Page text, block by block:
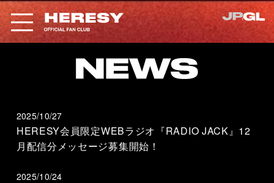
2025/10/27
HERESY会員限定WEBラジオ『RADIO JACK』12
月配信分メッセージ募集開始！
2025/10/24